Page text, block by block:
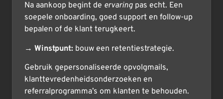
Na aankoop begint de ervaring pas echt. Een
soepele onboarding, goed support en follow-up
bepalen of de klant terugkeert.
→ Winstpunt: bouw een retentiestrategie.
Gebruik gepersonaliseerde opvolgmails,
klanttevredenheidsonderzoeken en
referralprogramma’s om klanten te behouden.